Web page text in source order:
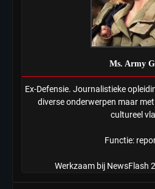
Ms. Army
Ex-Defensie. Journalistieke
diverse onderwerpen maar
cultureel
Functie:
Werkzaam bij NewsFlash